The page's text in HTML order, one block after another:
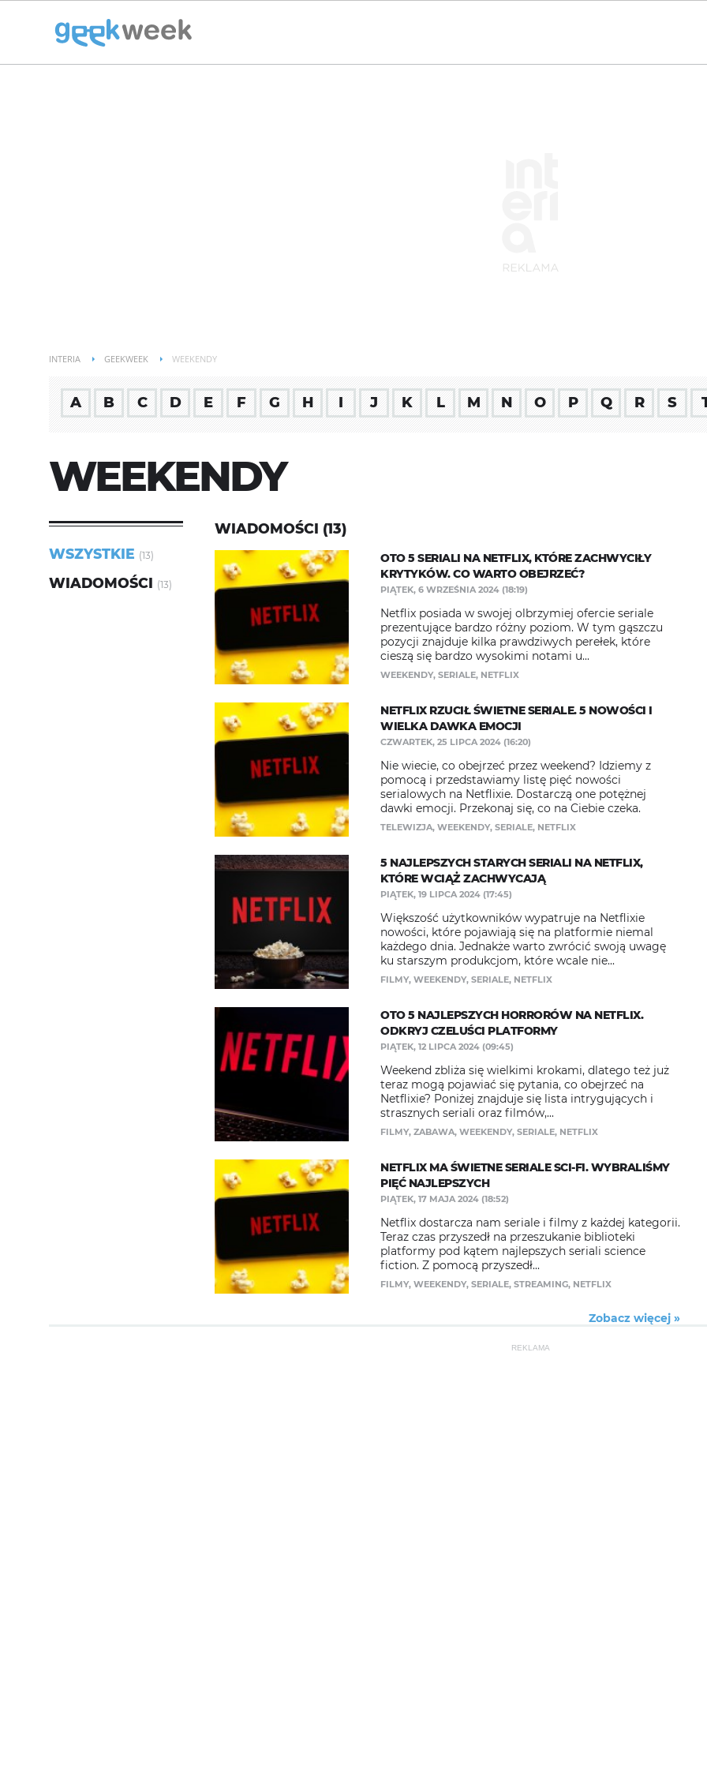
INTERIA GEEKWEEK WEEKENDY
A B C D E F G H I J K L M N O P Q R S
WEEKENDY
WSZYSTKIE (13)
WIADOMOŚCI (13)
WIADOMOŚCI (13)
OTO 5 SERIALI NA NETFLIX, KTÓRE ZACHWYCIŁY
KRYTYKÓW. CO WARTO OBEJRZEĆ?
PIĄTEK, 6 WRZEŚNIA 2024 (18:19)
Netflix posiada w swojej olbrzymiej ofercie seriale
prezentujące bardzo różny poziom. W tym gąszczu
pozycji znajduje kilka prawdziwych perełek, które
cieszą się bardzo wysokimi notami u...
WEEKENDY, SERIALE, NETFLIX
NETFLIX RZUCIŁ ŚWIETNE SERIALE. 5 NOWOŚCI I
WIELKA DAWKA EMOCJI
CZWARTEK, 25 LIPCA 2024 (16:20)
Nie wiecie, co obejrzeć przez weekend? Idziemy z
pomocą i przedstawiamy listę pięć nowości
serialowych na Netflixie. Dostarczą one potężnej
dawki emocji. Przekonaj się, co na Ciebie czeka.
TELEWIZJA, WEEKENDY, SERIALE, NETFLIX
5 NAJLEPSZYCH STARYCH SERIALI NA NETFLIX,
KTÓRE WCIĄŻ ZACHWYCAJĄ
PIĄTEK, 19 LIPCA 2024 (17:45)
Większość użytkowników wypatruje na Netflixie
nowości, które pojawiają się na platformie niemal
każdego dnia. Jednakże warto zwrócić swoją uwagę
ku starszym produkcjom, które wcale nie...
FILMY, WEEKENDY, SERIALE, NETFLIX
OTO 5 NAJLEPSZYCH HORRORÓW NA NETFLIX.
ODKRYJ CZELUŚCI PLATFORMY
PIĄTEK, 12 LIPCA 2024 (09:45)
Weekend zbliża się wielkimi krokami, dlatego też już
teraz mogą pojawiać się pytania, co obejrzeć na
Netflixie? Poniżej znajduje się lista intrygujących i
strasznych seriali oraz filmów,...
FILMY, ZABAWA, WEEKENDY, SERIALE, NETFLIX
NETFLIX MA ŚWIETNE SERIALE SCI-FI. WYBRALIŚMY
PIĘĆ NAJLEPSZYCH
PIĄTEK, 17 MAJA 2024 (18:52)
Netflix dostarcza nam seriale i filmy z każdej kategorii.
Teraz czas przyszedł na przeszukanie biblioteki
platformy pod kątem najlepszych seriali science
fiction. Z pomocą przyszedł...
FILMY, WEEKENDY, SERIALE, STREAMING, NETFLIX
Zobacz więcej »
REKLAMA